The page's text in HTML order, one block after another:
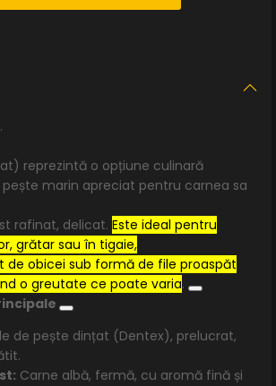
reprezintă o opțiune culinară
marin apreciat pentru carnea sa
rafinat, delicat. Este ideal pentru
grătar sau în tigaie,
de obicei sub formă de file proaspăt
o greutate ce poate varia.
de pește dințat (Dentex), prelucrat,
Carne albă, fermă, cu aromă fină și